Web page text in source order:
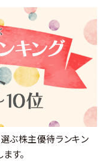
ぶ株主優待ランキン
す。